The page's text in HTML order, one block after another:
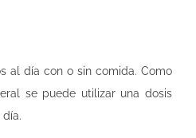
al día con o sin comida. Como
se puede utilizar una dosis